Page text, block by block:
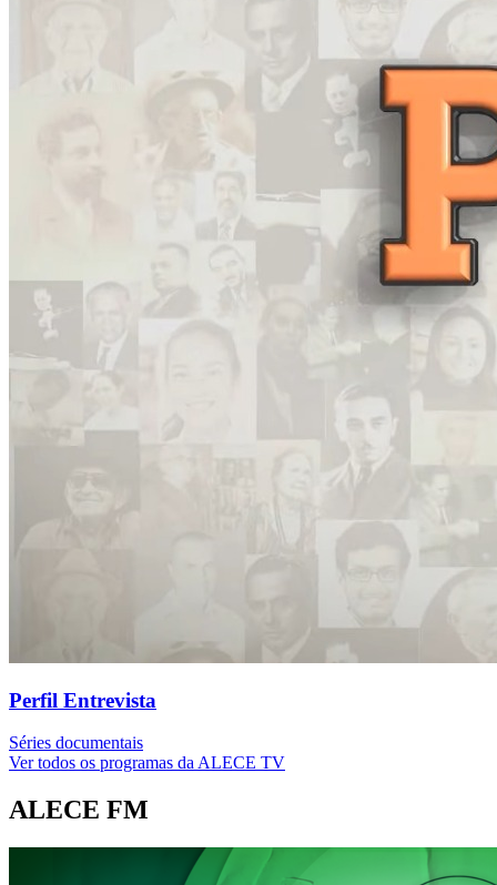
Perfil Entrevista
Séries documentais
Ver todos os programas da ALECE TV
ALECE FM